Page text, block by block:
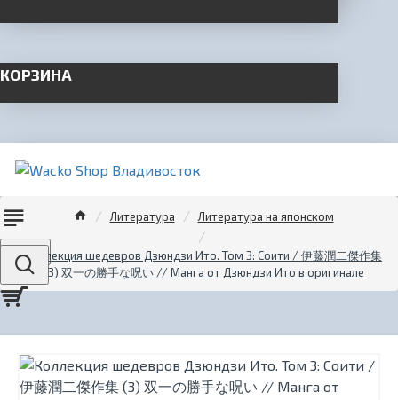
КОРЗИНА
Menu
Литература Литература на японском
Коллекция шедевров Дзюндзи Ито. Том 3: Соити / 伊藤潤二傑作集
(3) 双一の勝手な呪い // Манга от Дзюндзи Ито в оригинале